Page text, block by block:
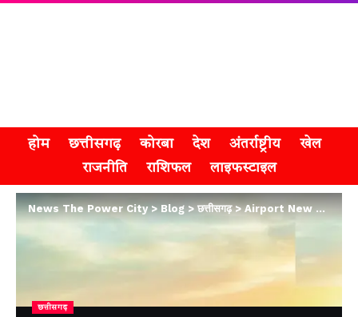
होम छत्तीसगढ़ कोरबा देश अंतर्राष्ट्रीय
खेल
राजनीति
राशिफल लाइफस्टाइल
News The Power City>Blog> छत्तीसगढ़>Airport New Guidelines : रील्स बनाने पर लगेगी रोक, नियम तोड़ने वालों पर कड़ी कार्रवाई
छत्तीसगढ़